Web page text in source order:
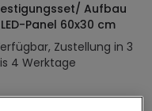
Aufbau
Panel 60x30 cm
Zustellung in 3
4 Werktage